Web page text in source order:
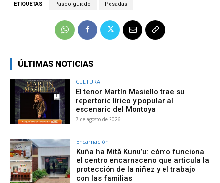
ETIQUETAS Paseo guiado Posadas
ÚLTIMAS NOTICIAS
CULTURA
El tenor Martín Masiello trae su
repertorio lírico y popular al
escenario del Montoya
7 de agosto de 2026
Encarnación
Kuña ha Mită Kunu’u: cómo funciona
el centro encarnaceno que articula la
protección de la niñez y el trabajo
con las familias